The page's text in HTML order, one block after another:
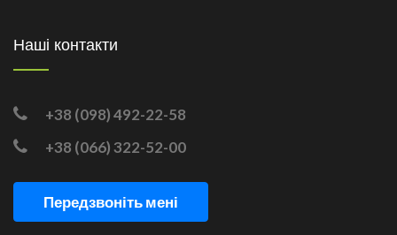
Наші контакти
+38 (098) 492-22-58
+38 (066) 322-52-00
Передзвоніть мені